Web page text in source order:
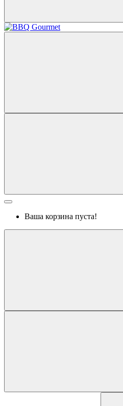
Ваша корзина пуста!